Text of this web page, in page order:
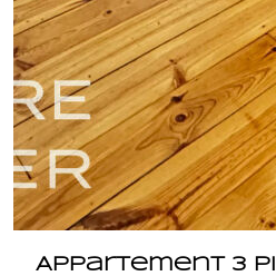
Appartement 3